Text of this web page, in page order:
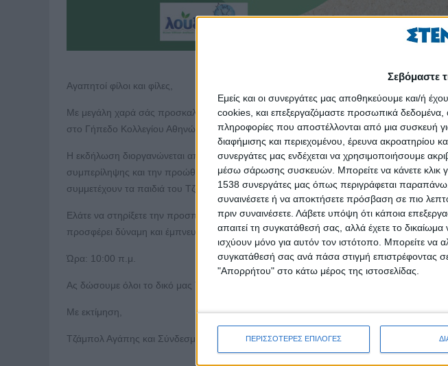
Σεβόμαστε
Εμείς και οι συνεργάτες μας αποθηκεύουμε και/ή
cookies, και επεξεργαζόμαστε προσωπικά δεδομένα,
πληροφορίες που αποστέλλονται από μια συσκευή
διαφήμισης και περιεχομένου, έρευνα ακροατηρίου
συνεργάτες μας ενδέχεται να χρησιμοποιήσουμε
μέσω σάρωσης συσκευών. Μπορείτε να κάνετε κλικ
1538 συνεργάτες μας όπως περιγράφεται παραπάνω.
συναινέσετε ή να αποκτήσετε πρόσβαση σε πιο
πριν συναινέσετε. Λάβετε υπόψη ότι κάποια
απαιτεί τη συγκατάθεσή σας, αλλά έχετε το
ισχύουν μόνο για αυτόν τον ιστότοπο. Μπορείτε να
συγκατάθεσή σας ανά πάσα στιγμή επιστρέφοντας
"Απορρήτου" στο κάτω μέρος της ιστοσελίδας.
ΠΕΡΙΣΣΟΤΕΡΕΣ ΕΠΙΛΟΓΕΣ
Αγαπητοί φίλοι και φίλες,
Με μεγάλη χαρά σάς προσκαλούμε σε μια ξεχωριστή αθλητική εκδήλωση που θα
στο Γήπεδο Κολλεγίου Αθηνών-Ψυχικού.
Η εκδήλωση διοργανώνεται από το Τζάμπολ Αγάπης και τον Σύνδεσμο Βιώσιμης
συμπερίληψης και την προώθηση της ισότητας στο αθλητικό πεδίο. Σε αυτή τη γιορτή
συμμετέχουν τα παιδιά του Τζάμπολ Αγάπης και οι μαθητές/μαθήτριες από το Ψυχικό.
Ελάτε να στηρίξετε την προσπάθεια και να ζήσετε μαζί μας μοναδικές στιγμές
προσφέρει δύναμη και έμπνευση σε όλα τα παιδιά που συμμετέχουν!
Ώρα: 10:00 π.μ.
Ας δώσουμε όλοι το δικό μας Τζάμπολ Αγάπης για ένα καλύτερο μέλλον γεμάτο από ίσες
Με εκτίμηση,
Τζάμπολ Αγάπης και Σύνδεσμος Βιώσιμης Ανάπτυξης Πόλεων